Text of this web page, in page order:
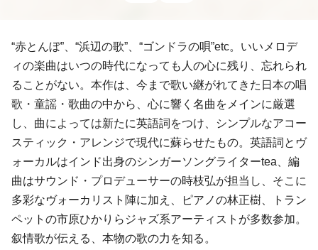
“赤とんぼ”、“浜辺の歌”、“ゴンドラの唄”etc。いいメロデ
ィの楽曲はいつの時代になっても人の心に残り、忘れられ
ることがない。本作は、今まで歌い継がれてきた日本の唱
歌・童謡・歌曲の中から、心に響く名曲をメインに厳選
し、曲によっては新たに英語詞をつけ、シンプルなアコー
スティック・アレンジで現代に蘇らせたもの。英語詞とヴ
ォーカルはインド出身のシンガーソングライターtea、編
曲はサウンド・プロデューサーの時枝弘が担当し、そこに
多彩なヴォーカリスト陣に加え、ピアノの林正樹、トラン
ペットの市原ひかりらジャズ系アーティストが多数参加。
叙情歌が伝える、本物の歌の力を知る。